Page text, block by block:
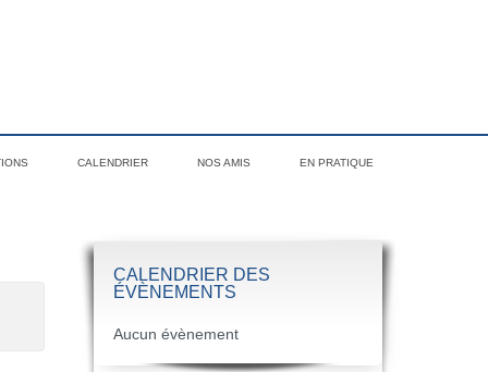
CALENDRIER NOS AMIS EN PRATIQUE
CALENDRIER DES
ÉVÈNEMENTS
Aucun évènement